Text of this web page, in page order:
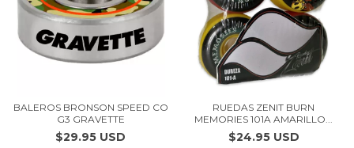
BALEROS BRONSON SPEED CO
G3 GRAVETTE
$29.95 USD
RUEDAS ZENIT BURN
MEMORIES 101A AMARILLO...
$24.95 USD